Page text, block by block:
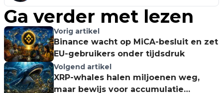
Ga verder met lezen
Vorig artikel
Binance wacht op MiCA-besluit en zet
EU-gebruikers onder tijdsdruk
Volgend artikel
XRP-whales halen miljoenen weg,
maar bewijs voor accumulatie